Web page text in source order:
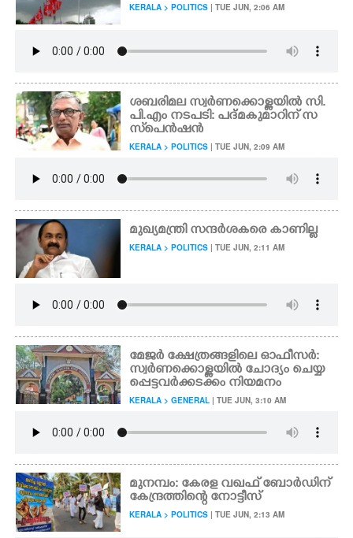
KERALA > POLITICS | TUE JUN, 2:06 AM
ശബരിമല സ്വർണക്കൊള്ളയിൽ സി.
പി.എം നടപടി: പദ്മകുമാറിന് സ
സ്‌പെൻഷൻ
KERALA > POLITICS | TUE JUN, 2:09 AM
മുഖ്യമന്ത്രി സന്ദർശകരെ കാണില്ല
KERALA > POLITICS | TUE JUN, 2:11 AM
മേജർ ക്ഷേത്രങ്ങളിലെ ഓഫീസർ:
സ്വർണക്കൊള്ളയിൽ ചോദ്യം ചെയ്യ
പ്പെട്ടവർക്കടക്കം നിയമനം
KERALA > GENERAL | TUE JUN, 3:10 AM
മുനമ്പം: കേരള വഖഫ് ബോർഡിന്
കേന്ദ്രത്തിന്റെ നോട്ടീസ്
KERALA > POLITICS | TUE JUN, 2:13 AM